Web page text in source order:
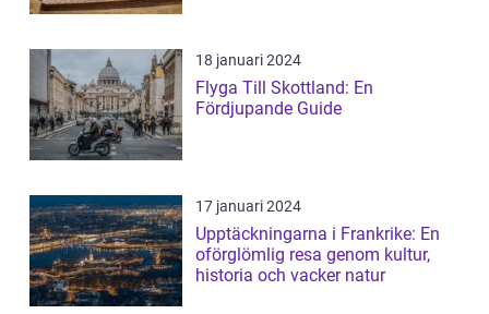
18 januari 2024
Flyga Till Skottland: En
Fördjupande Guide
17 januari 2024
Upptäckningarna i Frankrike: En
oförglömlig resa genom kultur,
historia och vacker natur